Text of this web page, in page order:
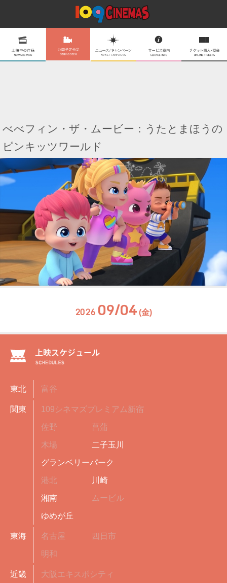
べべフィン・ザ・ムービー：うたとまほうの
ピンキッツワールド
2026 09/04 (金)
東北 富谷
関東 109シネマズプレミアム新宿
佐野 菖蒲
木場 二子玉川
グランベリーパーク
港北 川崎
湘南 ムービル
ゆめが丘
東海 名古屋 四日市
明和
近畿 大阪エキスポシティ